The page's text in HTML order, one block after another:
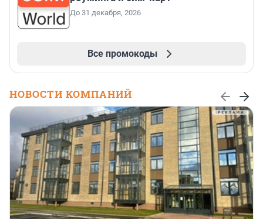
До 31 декабря, 2026
Все промокоды
НОВОСТИ КОМПАНИЙ